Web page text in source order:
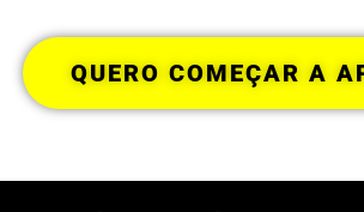
QUERO COMEÇAR A